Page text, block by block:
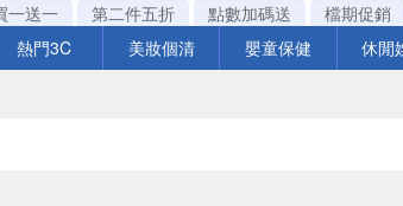
一送一 第二件五折 點數加碼送 檔期促銷
熱門3C 美妝個清 嬰童保健 休閒